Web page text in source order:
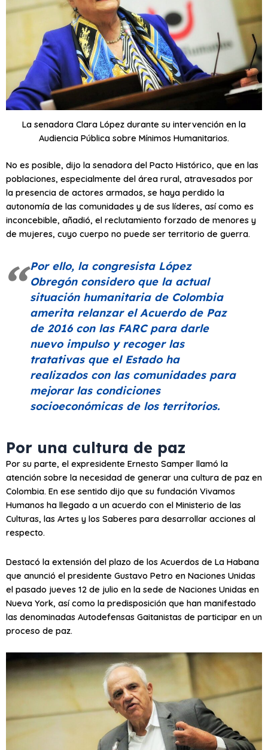
La senadora Clara López durante su intervención en la
Audiencia Pública sobre Mínimos Humanitarios.
No es posible, dijo la senadora del Pacto Histórico, que en las
poblaciones, especialmente del área rural, atravesados por
la presencia de actores armados, se haya perdido la
autonomía de las comunidades y de sus líderes, así como es
inconcebible, añadió, el reclutamiento forzado de menores y
de mujeres, cuyo cuerpo no puede ser territorio de guerra.
Por ello, la congresista López
Obregón considero que la actual
situación humanitaria de Colombia
amerita relanzar el Acuerdo de Paz
de 2016 con las FARC para darle
nuevo impulso y recoger las
tratativas que el Estado ha
realizados con las comunidades para
mejorar las condiciones
socioeconómicas de los territorios.
Por una cultura de paz
Por su parte, el expresidente Ernesto Samper llamó la
atención sobre la necesidad de generar una cultura de paz en
Colombia. En ese sentido dijo que su fundación Vivamos
Humanos ha llegado a un acuerdo con el Ministerio de las
Culturas, las Artes y los Saberes para desarrollar acciones al
respecto.
Destacó la extensión del plazo de los Acuerdos de La Habana
que anunció el presidente Gustavo Petro en Naciones Unidas
el pasado jueves 12 de julio en la sede de Naciones Unidas en
Nueva York, así como la predisposición que han manifestado
las denominadas Autodefensas Gaitanistas de participar en un
proceso de paz.